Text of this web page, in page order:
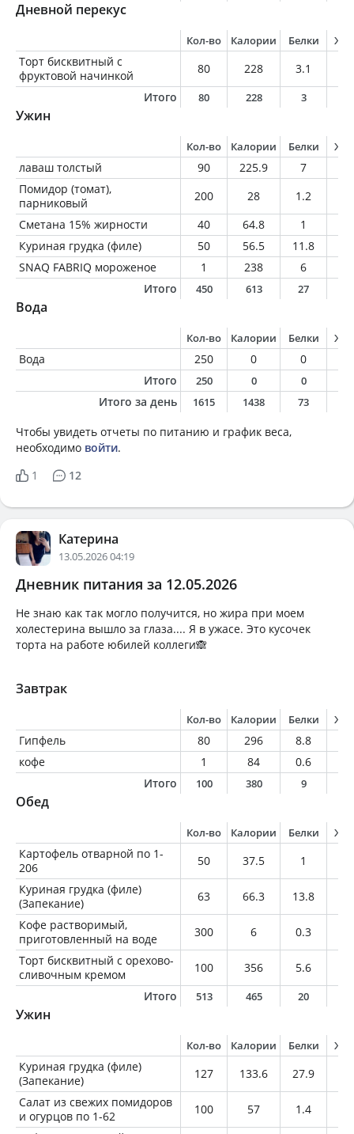
Дневной перекус
Кол-во Калории Белки
Торт бисквитный с
фруктовой начинкой
80 228 3.1
Итого
80 228 3
Ужин
Кол-во Калории Белки
лаваш толстый 90 225.9 7
Помидор (томат),
парниковый
200 28 1.2
Сметана 15% жирности
40 64.8 1
Куриная грудка (филе)
50 56.5 11.8
SNAQ FABRIQ мороженое
1 238 6
Итого
450 613 27
Вода
Кол-во Калории Белки
Вода 250 0 0
Итого
250 0 0
Итого за день 1615 1438 73
Чтобы увидеть отчеты по питанию и график веса,
необходимо войти.
1
12
Катерина
13.05.2026 04:19
Дневник питания за 12.05.2026
Не знаю как так могло получится, но жира при моем
холестерина вышло за глаза.... Я в ужасе. Это кусочек
торта на работе юбилей коллеги🙈
Завтрак
Кол-во Калории Белки
Гипфель 80 296 8.8
кофе
1 84 0.6
Итого
100 380 9
Обед
Кол-во Калории Белки
Картофель отварной по 1-
206
50 37.5 1
Куриная грудка (филе)
(Запекание)
63 66.3 13.8
Кофе растворимый,
приготовленный на воде
300 6 0.3
Торт бисквитный с орехово-
сливочным кремом
100 356 5.6
Итого
513 465 20
Ужин
Кол-во Калории Белки
Куриная грудка (филе)
(Запекание)
127 133.6 27.9
Салат из свежих помидоров
и огурцов по 1-62
100 57 1.4